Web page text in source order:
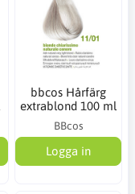
bbcos Hårfärg
extrablond 100 ml
BBcos
Logga in